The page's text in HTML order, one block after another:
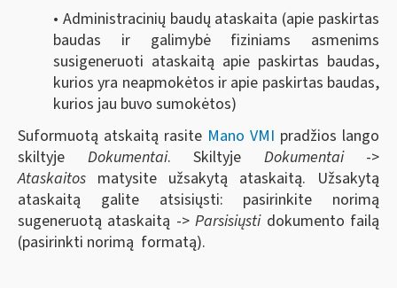
• Administracinių baudų ataskaita (apie paskirtas
baudas ir galimybė fiziniams asmenims
susigeneruoti ataskaitą apie paskirtas baudas,
kurios yra neapmokėtos ir apie paskirtas baudas,
kurios jau buvo sumokėtos)
Suformuotą atskaitą rasite Mano VMI pradžios lango
skiltyje Dokumentai. Skiltyje Dokumentai->
Ataskaitos matysite užsakytą ataskaitą. Užsakytą
ataskaitą galite atsisiųsti: pasirinkite norimą
sugeneruotą ataskaitą ->Parsisiųsti dokumento failą
(pasirinkti norimą formatą).